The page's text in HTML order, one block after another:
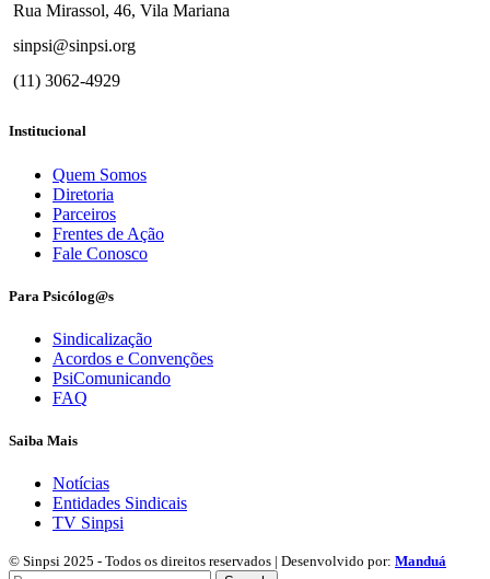
Rua Mirassol, 46, Vila Mariana
sinpsi@sinpsi.org
(11) 3062-4929
Institucional
Quem Somos
Diretoria
Parceiros
Frentes de Ação
Fale Conosco
Para Psicólog@s
Sindicalização
Acordos e Convenções
PsiComunicando
FAQ
Saiba Mais
Notícias
Entidades Sindicais
TV Sinpsi
© Sinpsi 2025 - Todos os direitos reservados | Desenvolvido por: Manduá